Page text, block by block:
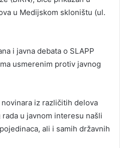
u Medijskom skloništu (ul.
i javna debata o SLAPP
usmerenim protiv javnog
iz različitih delova
u javnom interesu našli
ali i samih državnih